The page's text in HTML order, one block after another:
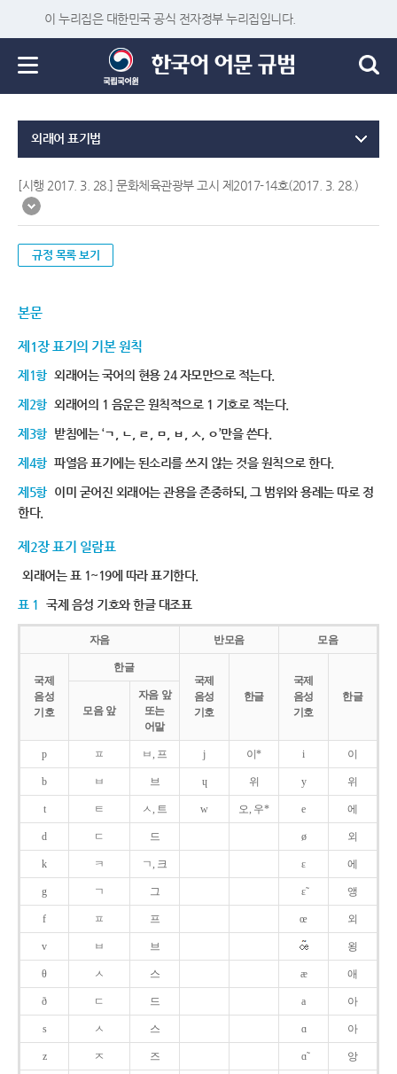
이 누리집은 대한민국 공식 전자정부 누리집입니다.
외래어 표기법
[시행 2017. 3. 28.] 문화체육관광부 고시 제2017-14호(2017. 3. 28.)
규정 목록 보기
본문
제1장 표기의 기본 원칙
제1항 외래어는 국어의 현용 24 자모만으로 적는다.
제2항 외래어의 1 음운은 원칙적으로 1 기호로 적는다.
제3항 받침에는 ‘ㄱ, ㄴ, ㄹ, ㅁ, ㅂ, ㅅ, ㅇ’만을 쓴다.
제4항 파열음 표기에는 된소리를 쓰지 않는 것을 원칙으로 한다.
제5항 이미 굳어진 외래어는 관용을 존중하되, 그 범위와 용례는 따로 정
한다.
제2장 표기 일람표
외래어는 표 1~19에 따라 표기한다.
표 1 국제 음성 기호와 한글 대조표
자음 반모음 모음
국제
음성
기호
한글
국제
음성
기호
한글
국제
음성
기호
한글
모음 앞
자음 앞
또는
어말
p ㅍ ㅂ, 프 j 이* i 이
b ㅂ 브 ɥ 위 y 위
t ㅌ ㅅ, 트 w 오, 우* e 에
d ㄷ 드 ø 외
k ㅋ ㄱ, 크 ɛ 에
g ㄱ 그 ɛ̃ 앵
f ㅍ 프 œ 외
v ㅂ 브 욍
θ ㅅ 스 æ 애
ð ㄷ 드 a 아
s ㅅ 스 ɑ 아
z ㅈ 즈 ɑ̃ 앙